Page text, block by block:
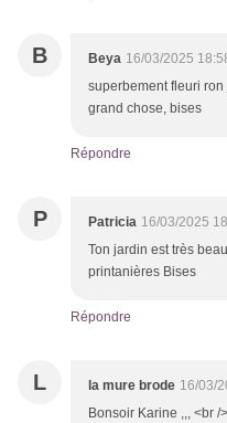
B Beya 16/03/2025
superbement fleuri
grand chose, bises
Répondre
P Patricia 16/03/2025
Ton jardin est très
printanières Bises
Répondre
L la mure brode 16/03/
Bonsoir Karine ,,, <br